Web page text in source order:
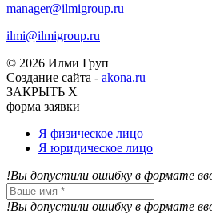
manager@ilmigroup.ru
ilmi@ilmigroup.ru
© 2026 Илми Груп
Создание сайта - akona.ru
ЗАКРЫТЬ Х
форма заявки
Я физическое лицо
Я юридическое лицо
!Вы допустили ошибку в формате
!Вы допустили ошибку в формате